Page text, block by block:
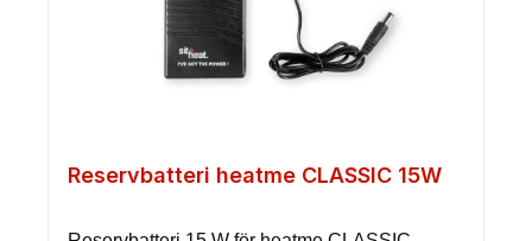
Reservbatteri heatme CLASSIC 15W